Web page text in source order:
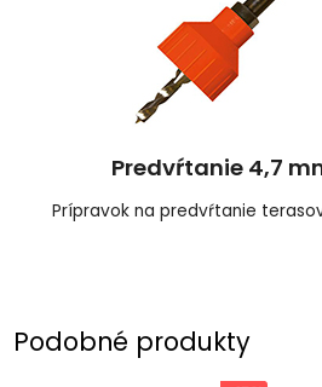
Predvŕtanie 4,7
Prípravok na predvŕtanie
Podobné produkty